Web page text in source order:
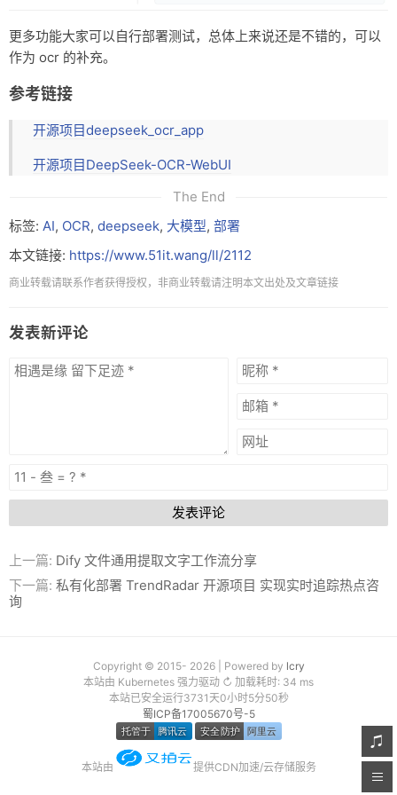
更多功能大家可以自行部署测试，总体上来说还是不错的，可以
作为 ocr 的补充。
参考链接
开源项目deepseek_ocr_app
开源项目DeepSeek-OCR-WebUI
The End
标签: AI, OCR, deepseek, 大模型, 部署
本文链接: https://www.51it.wang/ll/2112
商业转载请联系作者获得授权，非商业转载请注明本文出处及文章链接
发表新评论
发表评论
上一篇: Dify 文件通用提取文字工作流分享
下一篇: 私有化部署 TrendRadar 开源项目 实现实时追踪热点咨
询
Copyright © 2015- 2026 | Powered by lcry
本站由 Kubernetes 强力驱动 ↻ 加载耗时: 34 ms
本站已安全运行3731天0小时5分51秒
蜀ICP备17005670号-5
本站由 提供CDN加速/云存储服务